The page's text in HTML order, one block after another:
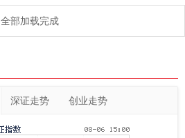
全部加载完成
深证走势 创业走势